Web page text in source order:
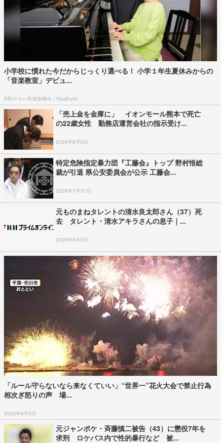
小学校に慣れた今だからじっくり選べる！ 小学１年生夏休みからの
「音楽教室」デビュ...
PR(ヤマハ音楽振興会｜HugKum)
「売上金を金庫に」 イオンモール熊本で死亡
の22歳女性 勤務店運営会社の指示受け...
2026年8月3日
特定危険指定暴力団『工藤会』トップ 野村悟総
裁が引退 県公安委員会が公示 工藤会...
2026年7月31日
元ものまねタレントの清水良太郎さん（37）死
去 タレント・清水アキラさんの息子｜...
2026年8月2日
「ルール守らないなら来なくていい」“世界一”花火大会で禁止行為
相次ぎ怒りの声 場...
2026年8月3日
元ジャンポケ・斉藤慎二被告（43）に懲役7年を
求刑 ロケバス内で性的暴行など 被...